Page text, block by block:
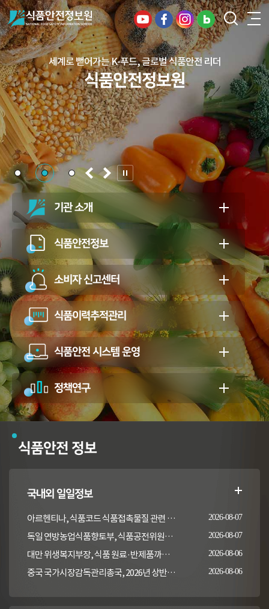
건강하고 안전한 식생활, 일상의 행복을
든든하게 지키는 식품안전 지킴이
식품안전정보원
세계로 뻗어가는 K-푸드, 글로벌 식품안전 리더
식품안전정보원
기관 소개
식품안전정보
소비자 신고센터
식품이력추적관리
식품안전 시스템 운영
정책연구
식품안전 정보
국내외 일일정보
아르헨티나, 식품코드 식품접촉물질 관련 일부 조항 개정 2026-08-07
독일 연방농업식품향토부, 식품공전위원회의 갑각류 및 연체류 지침 개정 채택 고시 2026-08-07
대만 위생복지부장, 식품 원료·반제품까지 이상 통보 의무 확대 추진 2026-08-06
중국 국가시장감독관리총국, 2026년 상반기 시장감독관리부서 식품안전 감독 샘플검사 현황 통보 2026-08-06